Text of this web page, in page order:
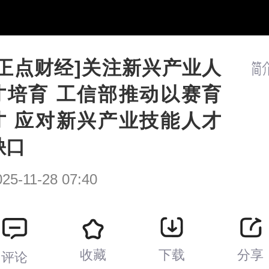
点财经]关注新兴产业人
培育 工信部推动以赛育
应对新兴产业技能人才
口
11-28 07:40
评论 收藏 下载 分享